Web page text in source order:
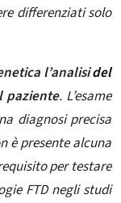
differenziati solo
l’analisidel
paziente. L’esame
diagnosi precisa
è presente alcuna
per testare
FTD negli studi